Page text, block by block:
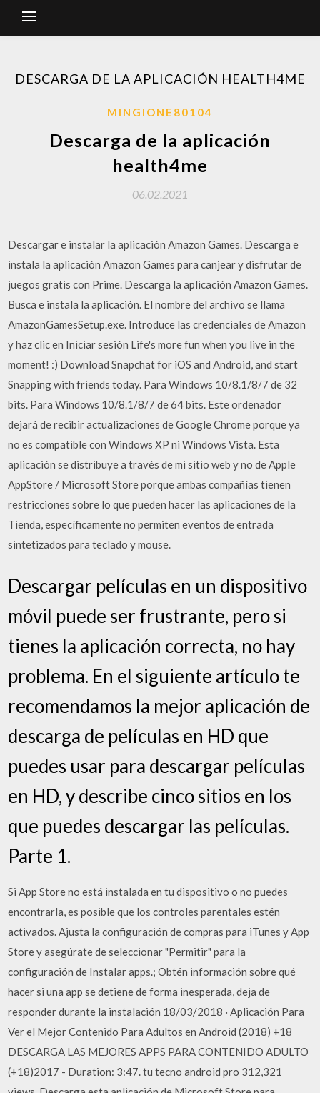
DESCARGA DE LA APLICACIÓN HEALTH4ME
MINGIONE80104
Descarga de la aplicación
health4me
06.02.2021
Descargar e instalar la aplicación Amazon Games. Descarga e
instala la aplicación Amazon Games para canjear y disfrutar de
juegos gratis con Prime. Descarga la aplicación Amazon Games.
Busca e instala la aplicación. El nombre del archivo se llama
AmazonGamesSetup.exe. Introduce las credenciales de Amazon
y haz clic en Iniciar sesión Life's more fun when you live in the
moment! :) Download Snapchat for iOS and Android, and start
Snapping with friends today. Para Windows 10/8.1/8/7 de 32
bits. Para Windows 10/8.1/8/7 de 64 bits. Este ordenador
dejará de recibir actualizaciones de Google Chrome porque ya
no es compatible con Windows XP ni Windows Vista. Esta
aplicación se distribuye a través de mi sitio web y no de Apple
AppStore / Microsoft Store porque ambas compañías tienen
restricciones sobre lo que pueden hacer las aplicaciones de la
Tienda, específicamente no permiten eventos de entrada
sintetizados para teclado y mouse.
Descargar películas en un dispositivo
móvil puede ser frustrante, pero si
tienes la aplicación correcta, no hay
problema. En el siguiente artículo te
recomendamos la mejor aplicación de
descarga de películas en HD que
puedes usar para descargar películas
en HD, y describe cinco sitios en los
que puedes descargar las películas.
Parte 1.
Si App Store no está instalada en tu dispositivo o no puedes
encontrarla, es posible que los controles parentales estén
activados. Ajusta la configuración de compras para iTunes y App
Store y asegúrate de seleccionar "Permitir" para la
configuración de Instalar apps.; Obtén información sobre qué
hacer si una app se detiene de forma inesperada, deja de
responder durante la instalación 18/03/2018 · Aplicación Para
Ver el Mejor Contenido Para Adultos en Android (2018) +18
DESCARGA LAS MEJORES APPS PARA CONTENIDO ADULTO
(+18)2017 - Duration: 3:47. tu tecno android pro 312,321